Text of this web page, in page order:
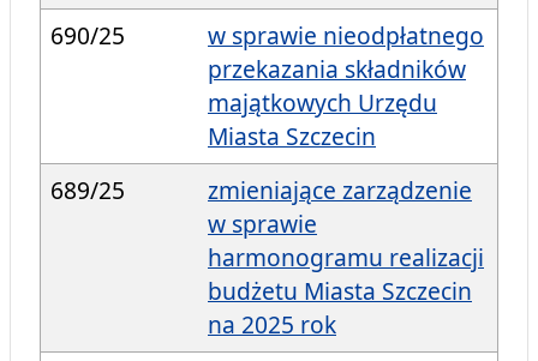
690/25
w sprawie nieodpłatnego
przekazania składników
majątkowych Urzędu
Miasta Szczecin
689/25
zmieniające zarządzenie
w sprawie
harmonogramu realizacji
budżetu Miasta Szczecin
na 2025 rok